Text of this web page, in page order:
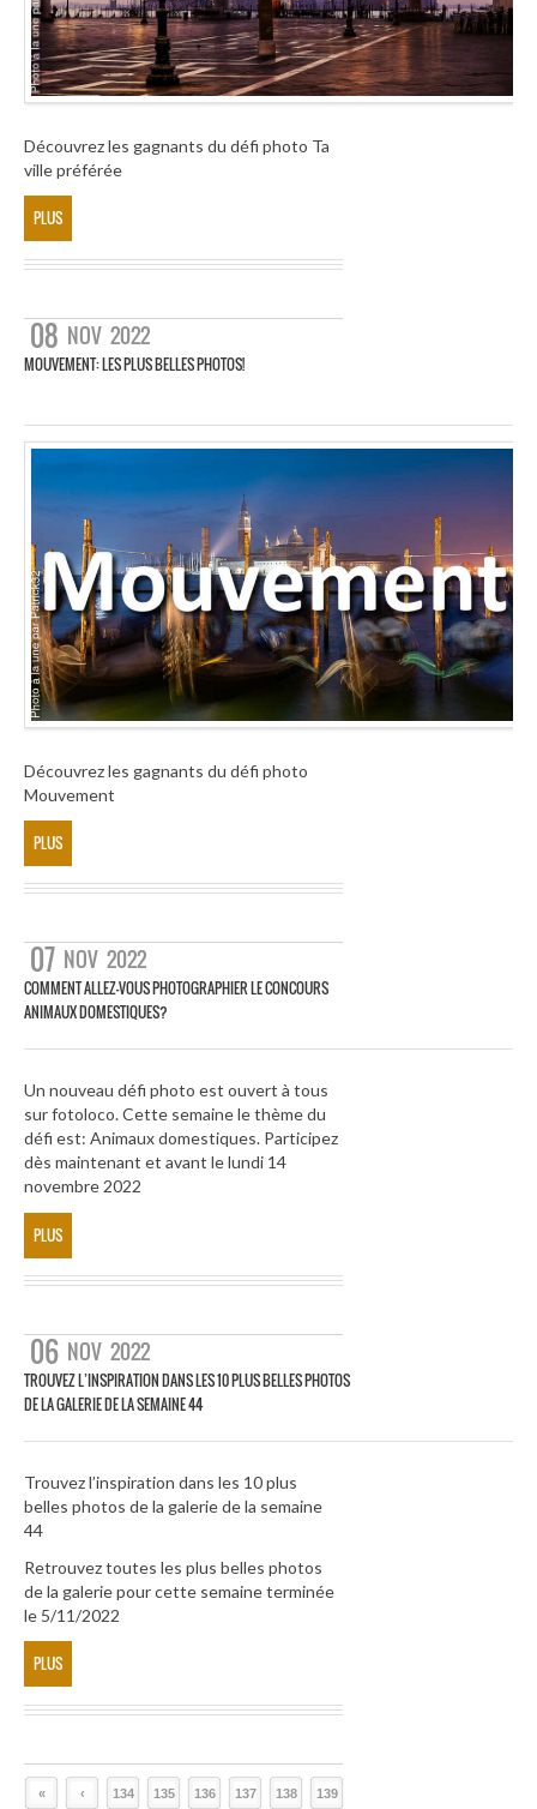
Découvrez les gagnants du défi photo Ta
ville préférée
PLUS
08 NOV 2022
MOUVEMENT: LES PLUS BELLES PHOTOS!
Découvrez les gagnants du défi photo
Mouvement
PLUS
07 NOV 2022
COMMENT ALLEZ-VOUS PHOTOGRAPHIER LE CONCOURS
ANIMAUX DOMESTIQUES?
Un nouveau défi photo est ouvert à tous
sur fotoloco. Cette semaine le thème du
défi est: Animaux domestiques. Participez
dès maintenant et avant le lundi 14
novembre 2022
PLUS
06 NOV 2022
TROUVEZ L’INSPIRATION DANS LES 10 PLUS BELLES PHOTOS
DE LA GALERIE DE LA SEMAINE 44
Trouvez l’inspiration dans les 10 plus
belles photos de la galerie de la semaine
44
Retrouvez toutes les plus belles photos
de la galerie pour cette semaine terminée
le 5/11/2022
PLUS
« ‹ 134 135 136 137 138 139